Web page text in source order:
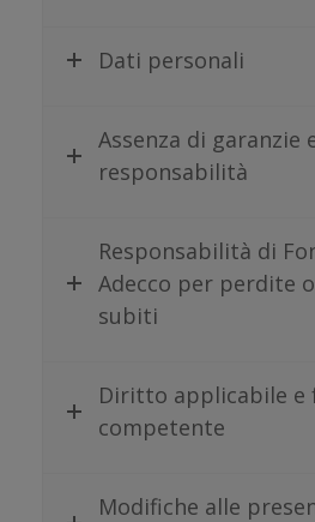
Dati personali
Assenza di garanzie
responsabilità
Responsabilità di
Adecco per perdite
subiti
Diritto applicabile e
competente
Modifiche alle